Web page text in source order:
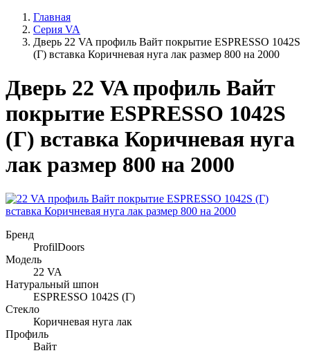
Главная
Серия VA
Дверь 22 VA профиль Вайт покрытие ESPRESSO 1042S
(Г) вставка Коричневая нуга лак размер 800 на 2000
Дверь 22 VA профиль Вайт
покрытие ESPRESSO 1042S
(Г) вставка Коричневая нуга
лак размер 800 на 2000
Бренд
ProfilDoors
Модель
22 VA
Натуральный шпон
ESPRESSO 1042S (Г)
Стекло
Коричневая нуга лак
Профиль
Вайт